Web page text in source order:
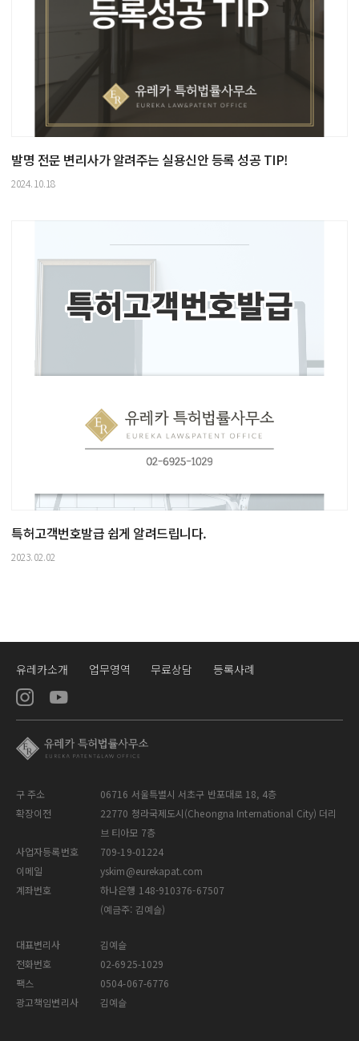
발명 전문 변리사가 알려주는 실용신안 등록 성공 TIP!
2024.10.18
특허고객번호발급 쉽게 알려드립니다.
2023.02.02
유레카소개 업무영역 무료상담 등록사례
구 주소
06716 서울특별시 서초구 반포대로 18, 4층
확장이전
22770 청라국제도시(Cheongna International City) 더리
브 티아모 7층
사업자등록번호
709-19-01224
이메일
yskim@eurekapat.com
계좌번호
하나은행 148-910376-67507
(예금주: 김예슬)
대표변리사
김예슬
전화번호
02-6925-1029
팩스
0504-067-6776
광고책임변리사
김예슬